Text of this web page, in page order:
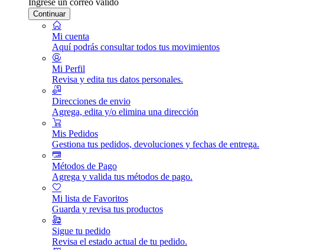
Continuar
Mi cuenta
Aquí podrás consultar todos tus movimientos
Mi Perfil
Revisa y edita tus datos personales.
Direcciones de envio
Agrega, edita y/o elimina una dirección
Mis Pedidos
Gestiona tus pedidos, devoluciones y fechas de entrega.
Métodos de Pago
Agrega y valida tus métodos de pago.
Mi lista de Favoritos
Guarda y revisa tus productos
Sigue tu pedido
Revisa el estado actual de tu pedido.